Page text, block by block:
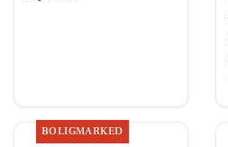
BOLIGMARKED